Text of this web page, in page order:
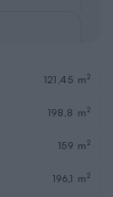
121,45 m2
198,8 m2
159 m2
196,1 m2